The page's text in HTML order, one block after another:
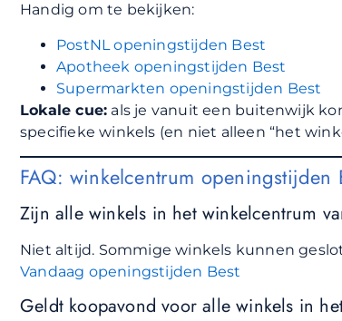
Handig om te bekijken:
PostNL openingstijden Best
Apotheek openingstijden Best
Supermarkten openingstijden Best
Lokale cue: als je vanuit een buitenwijk
specifieke winkels (en niet alleen “het
FAQ: winkelcentrum openingstijden
Zijn alle winkels in het winkelcentrum
Niet altijd. Sommige winkels kunnen
Vandaag openingstijden Best
Geldt koopavond voor alle winkels in